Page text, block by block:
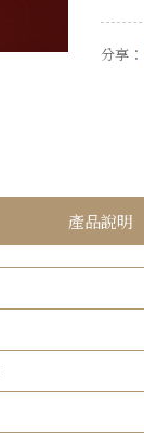
分享：
產品說明